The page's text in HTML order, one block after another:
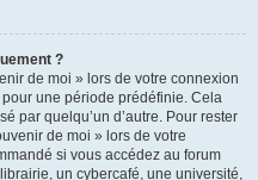
?
de moi » lors de votre connexion
une période prédéfinie. Cela
par quelqu’un d’autre. Pour rester
de moi » lors de votre
si vous accédez au forum
un cybercafé, une université,